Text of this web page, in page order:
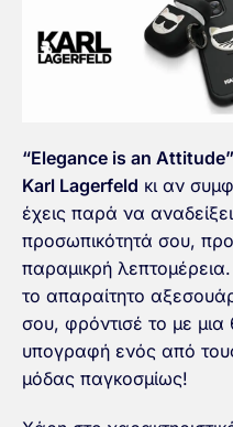
“Elegance is an Attitude”
Karl Lagerfeld κι αν
έχεις παρά να
προσωπικότητά σου,
παραμικρή
το απαραίτητο
σου, φρόντισέ το με μια
υπογραφή ενός από
μόδας παγκοσμίως!